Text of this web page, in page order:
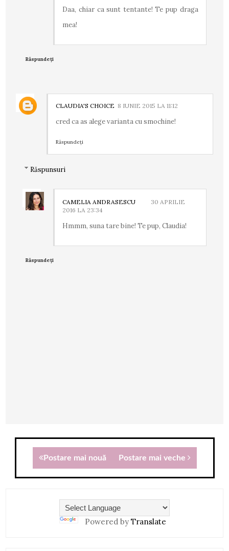
Daa, chiar ca sunt tentante! Te pup draga
mea!
Răspundeți
CLAUDIA'S CHOICE 8 IUNIE 2015 LA 11:12
cred ca as alege varianta cu smochine!
Răspundeți
Răspunsuri
CAMELIA ANDRASESCU
30 APRILIE
2016 LA 23:34
Hmmm, suna tare bine! Te pup, Claudia!
Răspundeți
Postare mai nouă Postare mai veche
Powered by Translate